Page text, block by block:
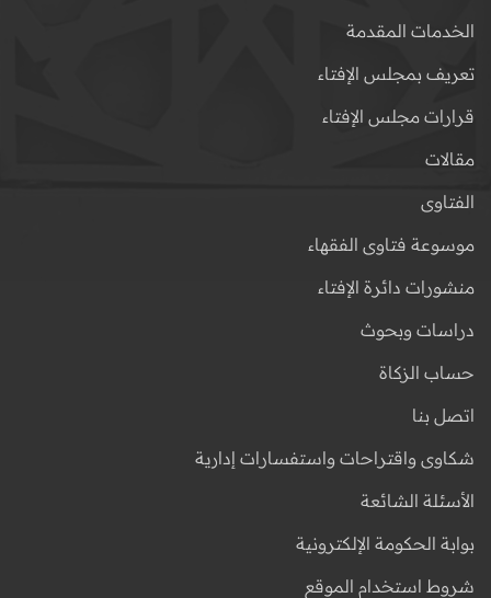
الخدمات المقدمة
تعريف بمجلس الإفتاء
قرارات مجلس الإفتاء
مقالات
الفتاوى
موسوعة فتاوى الفقهاء
منشورات دائرة الإفتاء
دراسات وبحوث
حساب الزكاة
اتصل بنا
شكاوى واقتراحات واستفسارات إدارية
الأسئلة الشائعة
بوابة الحكومة الإلكترونية
شروط استخدام الموقع